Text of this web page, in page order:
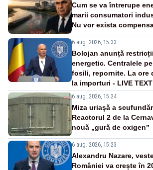
Cum se va întrerupe
marii consumatori
Nu vor exista
6 aug. 2026, 15:33
Bolojan anunță
energetic. Centralele
fosili, repornite. La ore
la importuri - LIVE TEXT
6 aug. 2026, 15:24
Miza uriașă a
Reactorul 2 de la
nouă „gură de oxigen”
6 aug. 2026, 15:23
Alexandru Nazare,
României va crește în